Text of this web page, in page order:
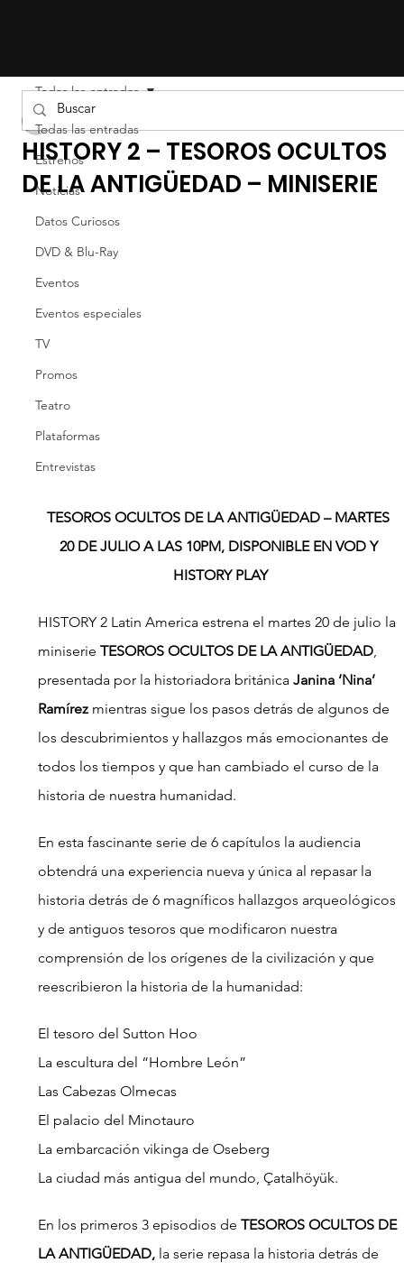
Todas las entradas
Estrenos
Noticias
Datos Curiosos
DVD & Blu-Ray
Eventos
Eventos especiales
TV
Promos
Teatro
Plataformas
Entrevistas
Todas las entradas
HISTORY 2 – TESOROS OCULTOS
DE LA ANTIGÜEDAD – MINISERIE
TESOROS OCULTOS DE LA ANTIGÜEDAD – MARTES
20 DE JULIO A LAS 10PM, DISPONIBLE EN VOD Y
HISTORY PLAY
HISTORY 2 Latin America estrena el martes 20 de julio la
miniserie TESOROS OCULTOS DE LA ANTIGÜEDAD,
presentada por la historiadora británica Janina ‘Nina’
Ramírez mientras sigue los pasos detrás de algunos de
los descubrimientos y hallazgos más emocionantes de
todos los tiempos y que han cambiado el curso de la
historia de nuestra humanidad.
En esta fascinante serie de 6 capítulos la audiencia
obtendrá una experiencia nueva y única al repasar la
historia detrás de 6 magníficos hallazgos arqueológicos
y de antiguos tesoros que modificaron nuestra
comprensión de los orígenes de la civilización y que
reescribieron la historia de la humanidad:
El tesoro del Sutton Hoo
La escultura del “Hombre León”
Las Cabezas Olmecas
El palacio del Minotauro
La embarcación vikinga de Oseberg
La ciudad más antigua del mundo, Çatalhöyük.
En los primeros 3 episodios de TESOROS OCULTOS DE
LA ANTIGÜEDAD, la serie repasa la historia detrás de